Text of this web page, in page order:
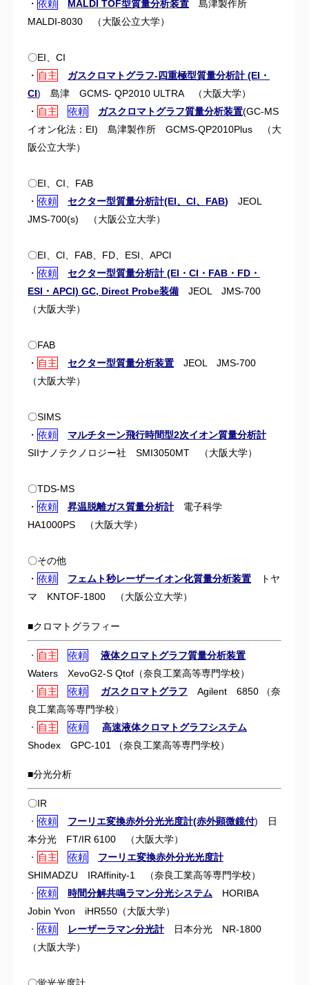
・ 依頼 MALDI TOF型質量分析装置 島津製作所
MALDI-8030 （大阪公立大学）
〇EI、CI
・ 自主
ガスクロマトグラフ-四重極型質量分析計 (EI・
CI) 島津 GCMS- QP2010 ULTRA （大阪大学）
・ 自主 依頼 ガスクロマトグラフ質量分析装置(GC-MS
イオン化法：EI) 島津製作所 GCMS-QP2010Plus （大
阪公立大学）
〇EI、CI、FAB
・ 依頼 セクター型質量分析計(EI、CI、FAB)
JEOL
JMS-700(s) （大阪公立大学）
〇EI、Cl、FAB、FD、ESI、APCl
・ 依頼
セクター型質量分析計 (EI・CI・FAB・FD・
ESI・APCI) GC, Direct Probe装備
JEOL JMS-700
（大阪大学）
〇FAB
・ 自主 セクター型質量分析装置
JEOL JMS-700
（大阪大学）
〇SIMS
・ 依頼
マルチターン飛行時間型2次イオン質量分析計
SIIナノテクノロジー社 SMI3050MT （大阪大学）
〇TDS-MS
・ 依頼 昇温脱離ガス質量分析計
電子科学
HA1000PS （大阪大学）
〇その他
・ 依頼 フェムト秒レーザーイオン化質量分析装置 トヤ
マ KNTOF-1800 （大阪公立大学）
■クロマトグラフィー
・ 自主 依頼
液体クロマトグラフ質量分析装置
Waters XevoG2-S Qtof（奈良工業高等専門学校）
・ 自主 依頼 ガスクロマトグラフ
Agilent 6850 （奈
良工業高等専門学校）
・ 自主 依頼
高速液体クロマトグラフシステム
Shodex GPC-101 （奈良工業高等専門学校）
■分光分析
〇IR
・ 依頼 フーリエ変換赤外分光光度計(赤外顕微鏡付)
日
本分光 FT/IR 6100 （大阪大学）
・ 自主 依頼
フーリエ変換赤外分光光度計
SHIMADZU IRAffinity-1 （奈良工業高等専門学校）
・ 依頼 時間分解共鳴ラマン分光システム
HORIBA
Jobin Yvon iHR550（大阪大学）
・ 依頼 レーザーラマン分光計
日本分光 NR-1800
（大阪大学）